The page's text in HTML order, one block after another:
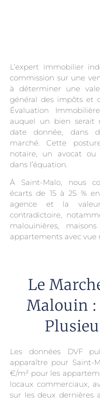
L’expert immobilier
commission sur une
à déterminer une
général des impôts et
Évaluation
auquel un bien serait
date donnée, dans
marché. Cette
notaire, un avocat ou
dans l’équation.
À Saint-Malo, nous
écarts de 15 à 25 %
agence et la
contradictoire,
malouinières,
appartements avec vue
Le
Malouin
Les données DVF
apparaître pour Saint-
€/m² pour les
locaux commerciaux,
sur les deux dernières